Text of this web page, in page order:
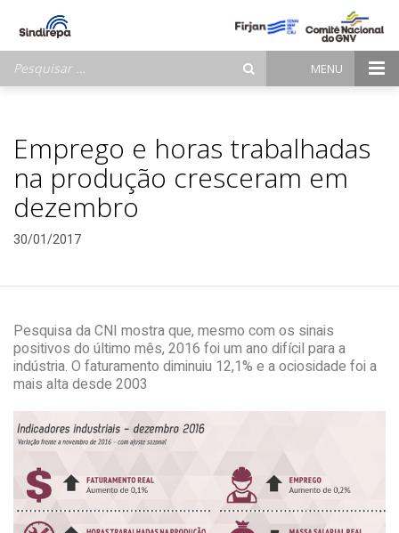
por:
MENU
Emprego e horas trabalhadas
na produção cresceram em
dezembro
30/01/2017
Pesquisa da CNI mostra que, mesmo com os sinais
positivos do último mês, 2016 foi um ano difícil para a
indústria. O faturamento diminuiu 12,1% e a ociosidade foi a
mais alta desde 2003